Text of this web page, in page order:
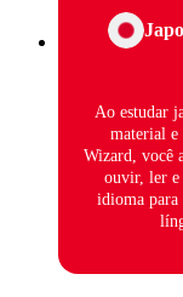
Ao estudar
material e
Wizard, você
ouvir, ler e
idioma para